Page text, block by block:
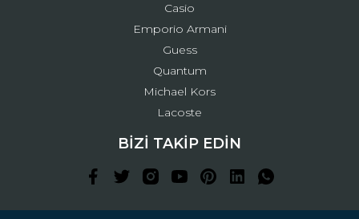
Casio
Emporio Armani
Guess
Quantum
Michael Kors
Lacoste
BİZİ TAKİP EDİN